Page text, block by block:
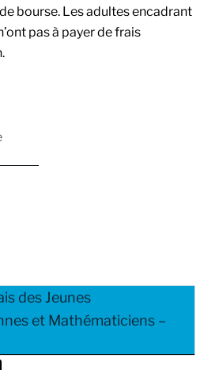
bourse. Les adultes encadrant
pas à payer de frais
des Jeunes
et Mathématiciens –